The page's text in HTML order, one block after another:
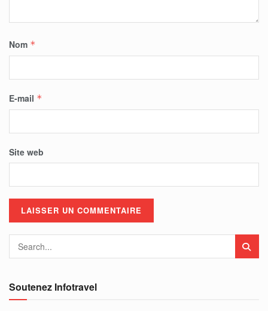
Nom *
E-mail *
Site web
Soutenez Infotravel